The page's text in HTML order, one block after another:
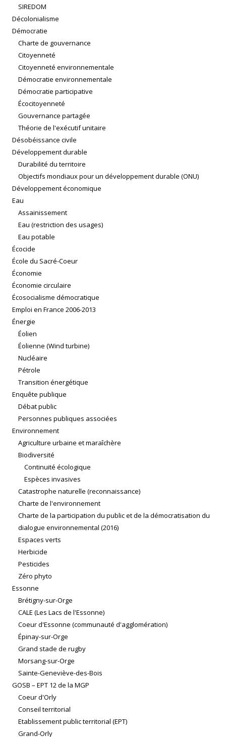
SIREDOM
Décolonialisme
Démocratie
Charte de gouvernance
Citoyenneté
Citoyenneté environnementale
Démocratie environnementale
Démocratie participative
Écocitoyenneté
Gouvernance partagée
Théorie de l'exécutif unitaire
Désobéissance civile
Développement durable
Durabilité du territoire
Objectifs mondiaux pour un développement durable (ONU)
Développement économique
Eau
Assainissement
Eau (restriction des usages)
Eau potable
Écocide
École du Sacré-Coeur
Économie
Économie circulaire
Écosocialisme démocratique
Emploi en France 2006-2013
Énergie
Éolien
Éolienne (Wind turbine)
Nucléaire
Pétrole
Transition énergétique
Enquête publique
Débat public
Personnes publiques associées
Environnement
Agriculture urbaine et maraîchère
Biodiversité
Continuité écologique
Espèces invasives
Catastrophe naturelle (reconnaissance)
Charte de l'environnement
Charte de la participation du public et de la démocratisation du
dialogue environnemental (2016)
Espaces verts
Herbicide
Pesticides
Zéro phyto
Essonne
Brétigny-sur-Orge
CALE (Les Lacs de l'Essonne)
Coeur d'Essonne (communauté d'agglomération)
Épinay-sur-Orge
Grand stade de rugby
Morsang-sur-Orge
Sainte-Geneviève-des-Bois
GOSB – EPT 12 de la MGP
Coeur d'Orly
Conseil territorial
Etablissement public territorial (EPT)
Grand-Orly